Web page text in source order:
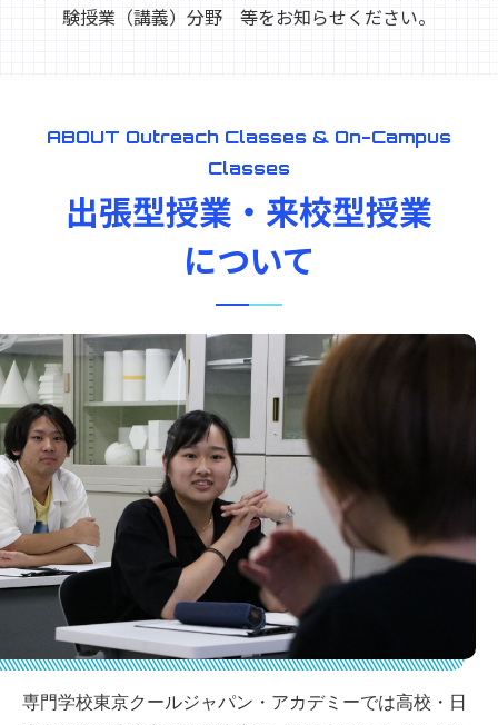
験授業（講義）分野 等をお知らせください。
ABOUT Outreach Classes & On-Campus
Classes
出張型授業・来校型授業
について
専門学校東京クールジャパン・アカデミーでは高校・日